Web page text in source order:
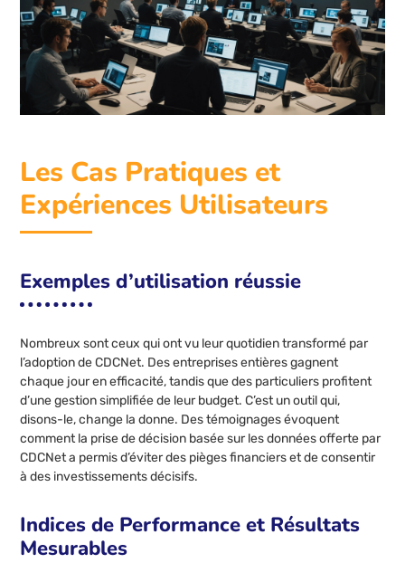
Les Cas Pratiques et
Expériences Utilisateurs
Exemples d’utilisation réussie
Nombreux sont ceux qui ont vu leur quotidien transformé par
l’adoption de CDCNet. Des entreprises entières gagnent
chaque jour en efficacité, tandis que des particuliers profitent
d’une gestion simplifiée de leur budget. C’est un outil qui,
disons-le, change la donne. Des témoignages évoquent
comment la prise de décision basée sur les données offerte par
CDCNet a permis d’éviter des pièges financiers et de consentir
à des investissements décisifs.
Indices de Performance et Résultats
Mesurables